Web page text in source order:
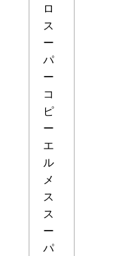
ロ
ス
ー
パ
ー
コ
ピ
ー
エ
ル
メ
ス
ス
ー
パ